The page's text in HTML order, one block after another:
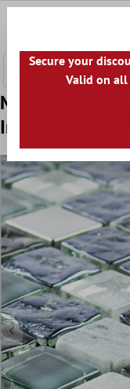
Model din
Inoxidabil
Secure your
Valid on all